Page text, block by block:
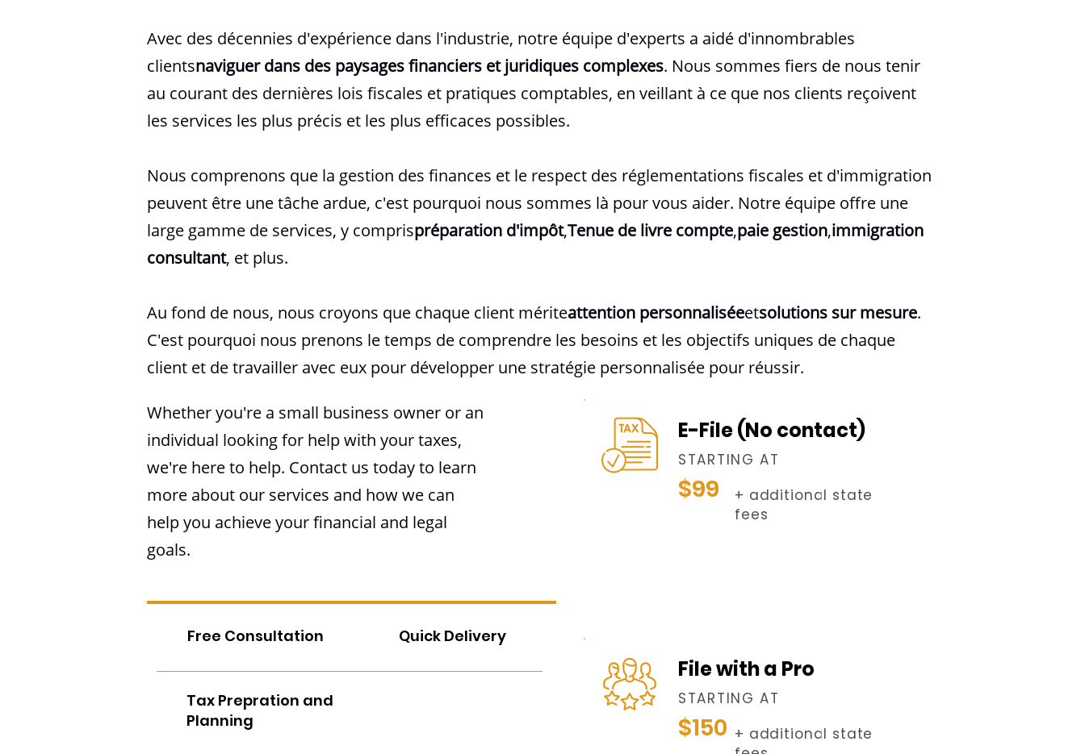
Avec des décennies d'expérience dans l'industrie, notre équipe d'experts a aidé d'innombrables
clientsnaviguer dans des paysages financiers et juridiques complexes. Nous sommes fiers de nous tenir
au courant des dernières lois fiscales et pratiques comptables, en veillant à ce que nos clients reçoivent
les services les plus précis et les plus efficaces possibles.
Nous comprenons que la gestion des finances et le respect des réglementations fiscales et d'immigration
peuvent être une tâche ardue, c'est pourquoi nous sommes là pour vous aider. Notre équipe offre une
large gamme de services, y comprispréparation d'impôt,Tenue de livre compte,paiegestion,immigration
consultant, et plus.
Au fond de nous, nous croyons que chaque client mériteattention personnaliséeetsolutions sur mesure.
C'est pourquoi nous prenons le temps de comprendre les besoins et les objectifs uniques de chaque
client et de travailler avec eux pour développer une stratégie personnalisée pour réussir.
E-File (No contact)
STARTING AT
$99
+ additional state
fees
Whether you're a small business owner or an
individual looking for help with your taxes,
we're here to help. Contact us today to learn
more about our services and how we can
help you achieve your financial and legal
goals.
Free Consultation Quick Delivery
Tax Prepration and
Planning
File with a Pro
STARTING AT
$150 + additional state